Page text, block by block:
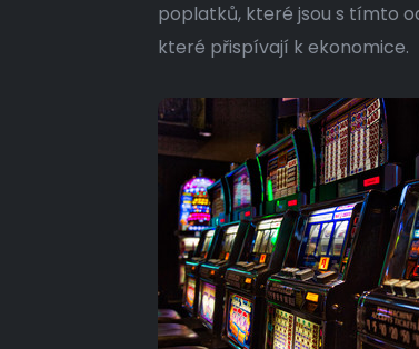
poplatků, které jsou s tímto
které přispívají k ekonomice.